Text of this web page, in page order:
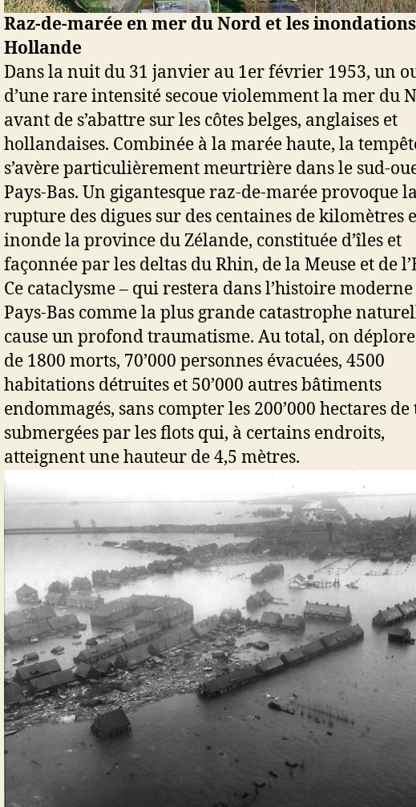
Raz-de-marée en mer du Nord et les
Hollande
Dans la nuit du 31 janvier au 1er février 1953, un
d’une rare intensité secoue violemment la mer du
avant de s’abattre sur les côtes belges, anglaises et
hollandaises. Combinée à la marée haute, la
s’avère particulièrement meurtrière dans le sud-
Pays-Bas. Un gigantesque raz-de-marée provoque la
rupture des digues sur des centaines de kilomètres
inonde la province du Zélande, constituée d’îles et
façonnée par les deltas du Rhin, de la Meuse et de
Ce cataclysme – qui restera dans l’histoire moderne
Pays-Bas comme la plus grande catastrophe
cause un profond traumatisme. Au total, on
de 1800 morts, 70’000 personnes évacuées, 4500
habitations détruites et 50’000 autres bâtiments
endommagés, sans compter les 200’000 hectares
submergées par les flots qui, à certains endroits,
atteignent une hauteur de 4,5 mètres.